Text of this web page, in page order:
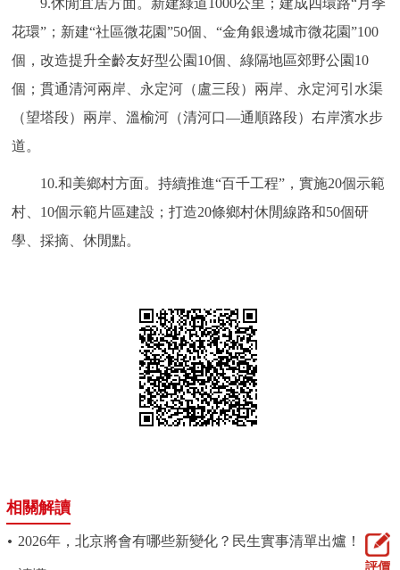
9.休閒宜居方面。新建綠道1000公里；建成四環路“月季
花環”；新建“社區微花園”50個、“金角銀邊城市微花園”100
個，改造提升全齡友好型公園10個、綠隔地區郊野公園10
個；貫通清河兩岸、永定河（盧三段）兩岸、永定河引水渠
（望塔段）兩岸、溫榆河（清河口—通順路段）右岸濱水步
道。
10.和美鄉村方面。持續推進“百千工程”，實施20個示範
村、10個示範片區建設；打造20條鄉村休閒線路和50個研
學、採摘、休閒點。
相關解讀
2026年，北京將會有哪些新變化？民生實事清單出爐！一圖
評價